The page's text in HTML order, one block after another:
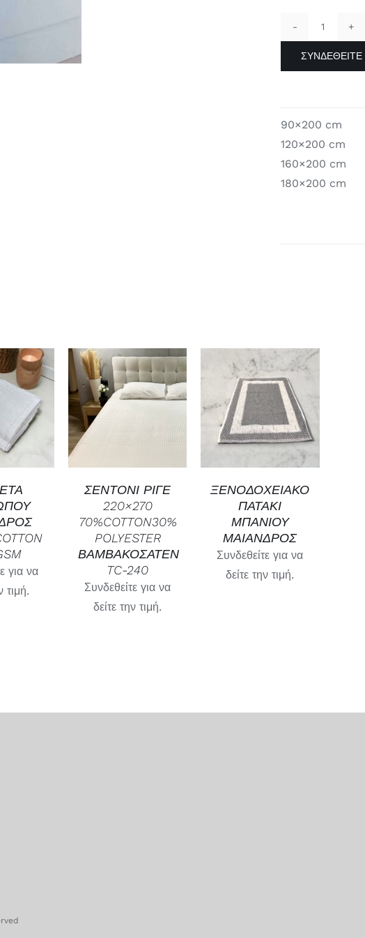
ΣΥΝΔΕΘΕΊΤΕ
90×200 cm
120×200 cm
160×200 cm
180×200 cm
για να
τιμή.
ΓΡΉΓΟΡΗ
ΣΕΝΤΟΝΙ ΡΙΓΕ
220×270
70%COTTON30%
POLYESTER
ΒΑΜΒΑΚΟΣΑΤΕΝ
TC-240
Συνδεθείτε για να
δείτε την τιμή.
ΓΡΉΓΟΡΗ
ΠΡΟΒΟΛΉ
ΞΕΝΟΔΟΧΕΙΑΚΟ
ΠΑΤΑΚΙ
ΜΠΑΝΙΟΥ
ΜΑΙΑΝΔΡΟΣ
Συνδεθείτε για να
δείτε την τιμή.